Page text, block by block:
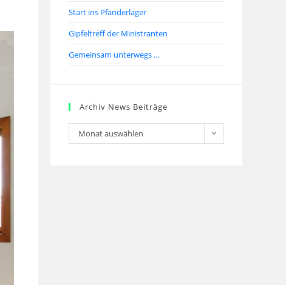
Start ins Pfänderlager
Gipfeltreff der Ministranten
Gemeinsam unterwegs …
Archiv News Beiträge
Monat auswählen